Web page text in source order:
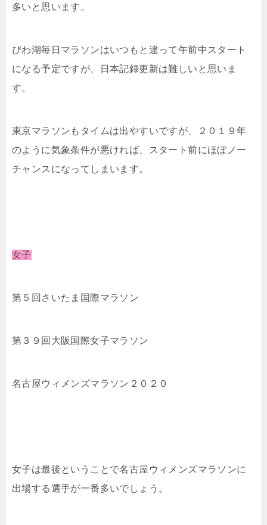
多いと思います。
びわ湖毎日マラソンはいつもと違って午前中スタート
になる予定ですが、日本記録更新は難しいと思いま
す。
東京マラソンもタイムは出やすいですが、２０１９年
のように気象条件が悪ければ、スタート前にほぼノー
チャンスになってしまいます。
女子
第５回さいたま国際マラソン
第３９回大阪国際女子マラソン
名古屋ウィメンズマラソン２０２０
女子は最後ということで名古屋ウィメンズマラソンに
出場する選手が一番多いでしょう。